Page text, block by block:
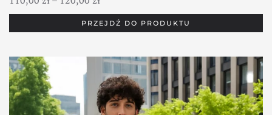
cen:
od
do
120,00 zł
PRZEJDŹ DO PRODUKTU